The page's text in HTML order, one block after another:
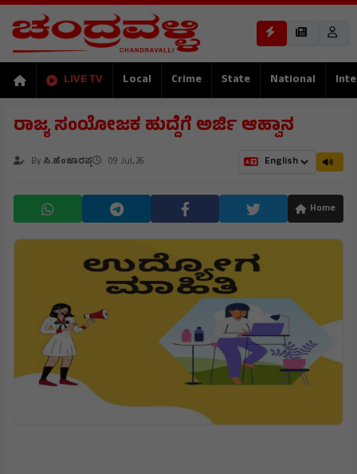
LIVE TV Local Crime State National
ರಾಜ್ಯ ಸಂಯೋಜಕ ಹುದ್ದೆಗೆ ಅರ್ಜಿ ಆಹ್ವಾನ
By ಸಿ.ಹೆಂಜಾರಪ್ಪ 09 Jul, 26
Home